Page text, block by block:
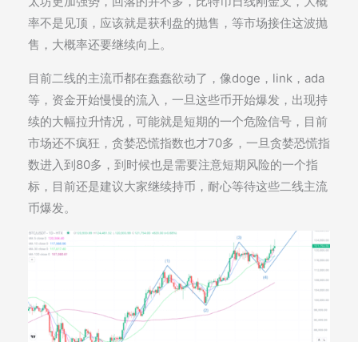
率不是见顶，应该就是获利盘的抛售，等市场接住这波抛
售，大概率还要继续向上。
目前二线的主流币都在蠢蠢欲动了，像doge，link，ada
等，资金开始慢慢的流入，一旦这些币开始爆发，出现持
续的大幅拉升情况，可能就是短期的一个危险信号，目前
市场还不疯狂，贪婪恐慌指数也才70多，一旦贪婪恐慌指
数进入到80多，到时候也是需要注意短期风险的一个指
标，目前还是建议大家继续持币，耐心等待这些二线主流
币爆发。